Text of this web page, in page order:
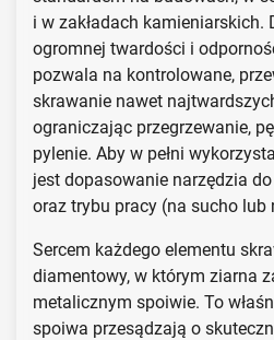
i w zakładach kamieniarskich.
ogromnej twardości i
pozwala na kontrolowane,
skrawanie nawet
ograniczając przegrzewanie,
pylenie. Aby w pełni
jest dopasowanie narzędzia
oraz trybu pracy (na sucho lub
Sercem każdego elementu
diamentowy, w którym ziarna
metalicznym spoiwie. To
spoiwa przesądzają o